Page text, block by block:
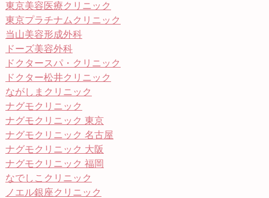
東京美容医療クリニック
東京プラチナムクリニック
当山美容形成外科
ドーズ美容外科
ドクタースパ・クリニック
ドクター松井クリニック
ながしまクリニック
ナグモクリニック
ナグモクリニック 東京
ナグモクリニック 名古屋
ナグモクリニック 大阪
ナグモクリニック 福岡
なでしこクリニック
ノエル銀座クリニック